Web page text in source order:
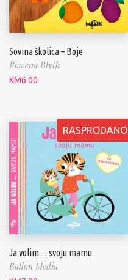
Sovina školica – Boje
Rowena Blyth
KM6.00
RASPRODANO
Ja volim… svoju mamu
Ballon Media